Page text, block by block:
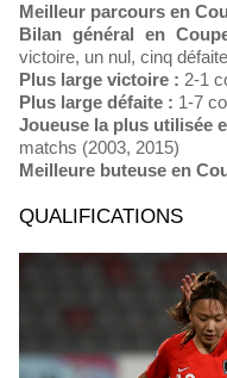
Meilleur parcours en
Bilan général en
victoire, un nul, cinq
Plus large victoire : 2-1
Plus large défaite : 1-7
Joueuse la plus utilisée
matchs (2003, 2015)
Meilleure buteuse en
QUALIFICATIONS